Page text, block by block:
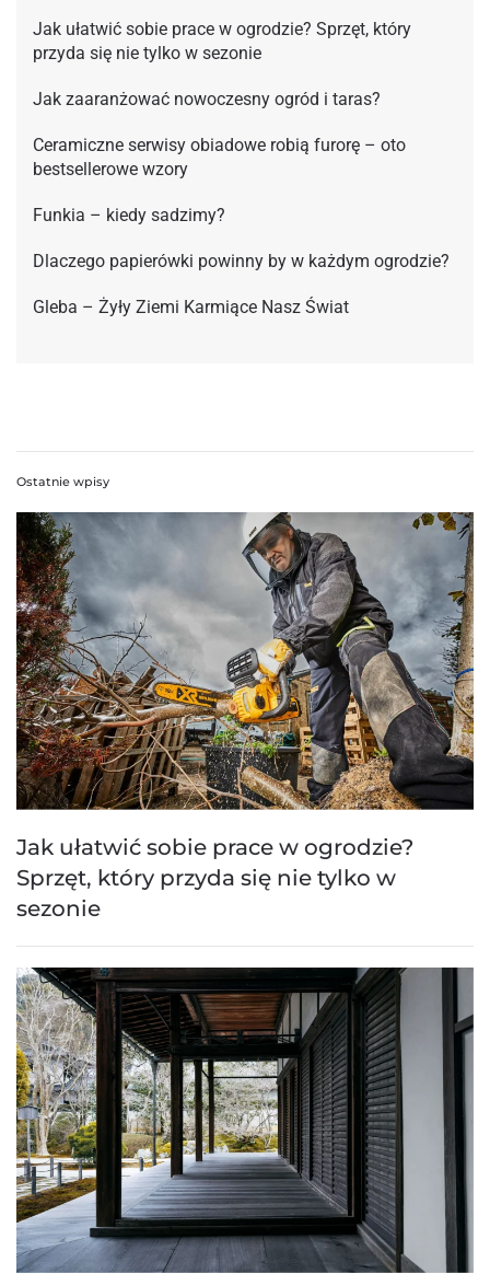
Jak ułatwić sobie prace w ogrodzie? Sprzęt, który
przyda się nie tylko w sezonie
Jak zaaranżować nowoczesny ogród i taras?
Ceramiczne serwisy obiadowe robią furorę – oto
bestsellerowe wzory
Funkia – kiedy sadzimy?
Dlaczego papierówki powinny by w każdym ogrodzie?
Gleba – Żyły Ziemi Karmiące Nasz Świat
Ostatnie wpisy
Jak ułatwić sobie prace w ogrodzie?
Sprzęt, który przyda się nie tylko w
sezonie